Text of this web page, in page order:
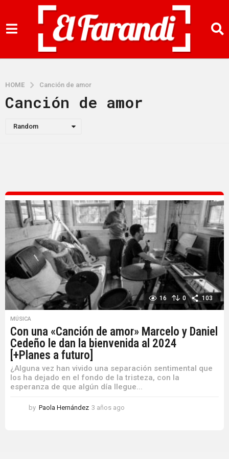
HOME Canción de amor
Canción de amor
Random
16 0 103
MÚSICA
Con una «Canción de amor» Marcelo y Daniel
Cedeño le dan la bienvenida al 2024
[+Planes a futuro]
¿Alguna vez han vivido una separación sentimental que
los ha dejado en el fondo de la tristeza, con la
esperanza de que algún día llegue...
by Paola Hernández 3 años ago